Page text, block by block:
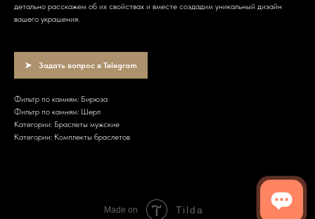
детально расскажем об их свойствах и вместе создадим уникальный дизайн
вашего украшения.
Задать вопрос в Telegram
Фильтр по камням: Бирюза
Фильтр по камням: Шерл
Категории: Браслеты мужские
Категории: Комплекты браслетов
Made on Tilda